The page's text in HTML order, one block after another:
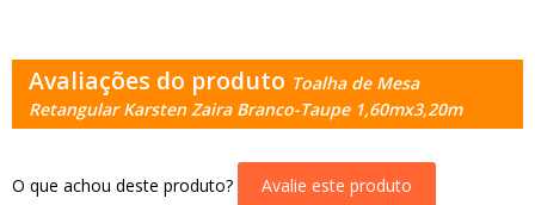
Avaliações do produto Toalha de Mesa
Retangular Karsten Zaira Branco-Taupe 1,60mx3,20m
O que achou deste produto? Avalie este produto